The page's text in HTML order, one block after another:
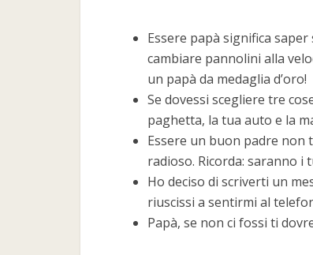
Essere papà significa
cambiare pannolini alla
un papà da medaglia d’oro!
Se dovessi scegliere tre
paghetta, la tua auto e la
Essere un buon padre
radioso. Ricorda: saranno i
Ho deciso di scriverti un
riuscissi a sentirmi al
Papà, se non ci fossi ti